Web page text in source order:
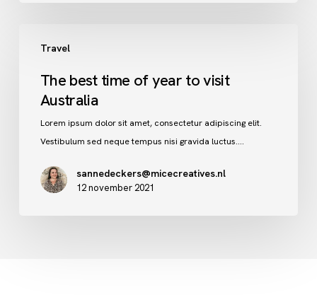
Travel
best
year
The best time of year to visit
Australia
Lorem ipsum dolor sit amet, consectetur adipiscing elit.
Vestibulum sed neque tempus nisi gravida luctus.…
sannedeckers@micecreatives.nl
12 november 2021